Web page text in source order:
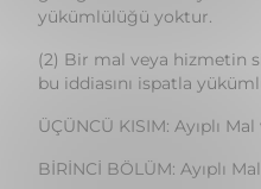
ÜÇÜNCÜ KISIM: Ayıplı
BİRİNCİ BÖLÜM: Ayıplı
taraflarca kararlaştırılmış